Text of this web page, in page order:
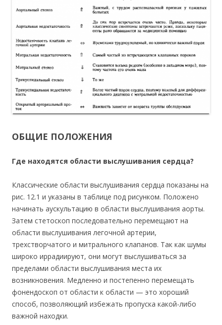
ОБЩИЕ ПОЛОЖЕНИЯ
Где находятся области выслушивания сердца?
Классические области выслушивания сердца показаны на
рис. 12.1 и указаны в таблице под рисунком. Положено
начинать аускультацию в области выслушивания аорты.
Затем стетоскоп последовательно перемещают на
области выслушивания легочной артерии,
трехстворчатого и митрального клапанов. Так как шумы
широко иррадиируют, они могут выслушиваться за
пределами области выслушивания места их
возникновения. Медленно и постепенно перемещать
фонендоскоп от области к области — это хороший
способ, позволяющий избежать пропуска какой-либо
важной находки.